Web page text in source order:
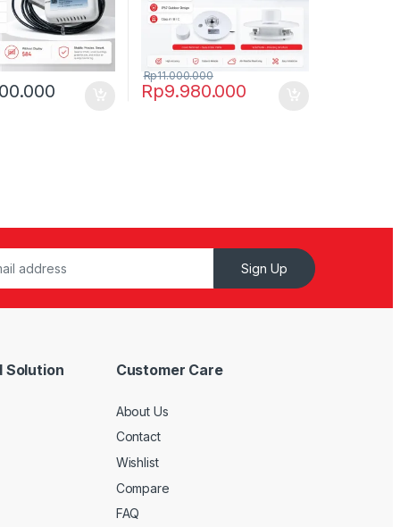
Rp9.980.000
Rp11.000.000
Sign Up
Solution Customer Care
About Us
Contact
Wishlist
Compare
FAQ